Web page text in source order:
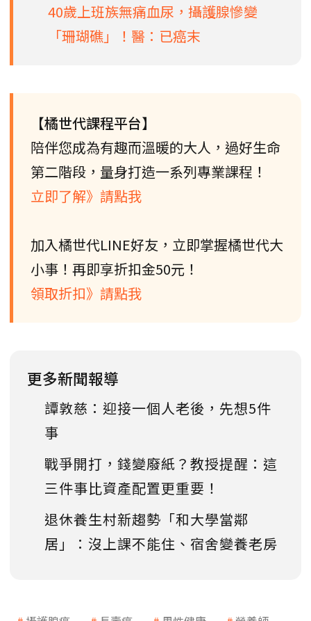
40歲上班族無痛血尿，攝護腺慘變
「珊瑚礁」！醫：已癌末
【橘世代課程平台】
陪伴您成為有趣而溫暖的大人，過好生命
第二階段，量身打造一系列專業課程！
立即了解》請點我
加入橘世代LINE好友，立即掌握橘世代大
小事！再即享折扣金50元！
領取折扣》請點我
更多新聞報導
譚敦慈：迎接一個人老後，先想5件
事
戰爭開打，錢變廢紙？教授提醒：這
三件事比資產配置更重要！
退休養生村新趨勢「和大學當鄰
居」：沒上課不能住、宿舍變養老房